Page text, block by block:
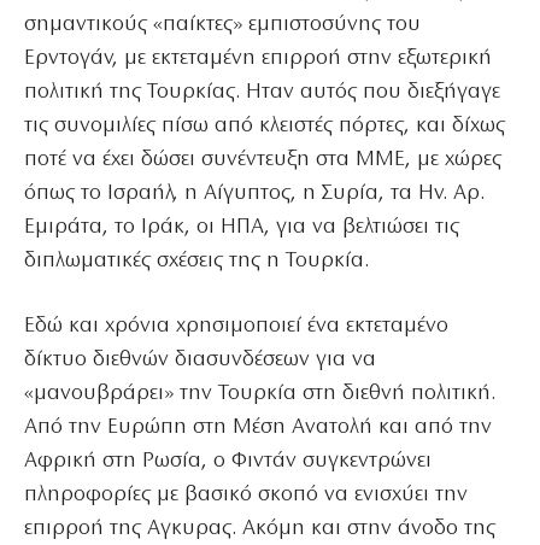
σημαντικούς «παίκτες» εμπιστοσύνης του
Ερντογάν, με εκτεταμένη επιρροή στην εξωτερική
πολιτική της Τουρκίας. Ηταν αυτός που διεξήγαγε
τις συνομιλίες πίσω από κλειστές πόρτες, και δίχως
ποτέ να έχει δώσει συνέντευξη στα ΜΜΕ, με χώρες
όπως το Ισραήλ, η Αίγυπτος, η Συρία, τα Ην. Αρ.
Εμιράτα, το Ιράκ, οι ΗΠΑ, για να βελτιώσει τις
διπλωματικές σχέσεις της η Τουρκία.
Εδώ και χρόνια χρησιμοποιεί ένα εκτεταμένο
δίκτυο διεθνών διασυνδέσεων για να
«μανουβράρει» την Τουρκία στη διεθνή πολιτική.
Από την Ευρώπη στη Μέση Ανατολή και από την
Αφρική στη Ρωσία, ο Φιντάν συγκεντρώνει
πληροφορίες με βασικό σκοπό να ενισχύει την
επιρροή της Αγκυρας. Ακόμη και στην άνοδο της